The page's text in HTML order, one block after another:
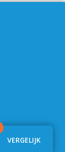
VERGELIJK